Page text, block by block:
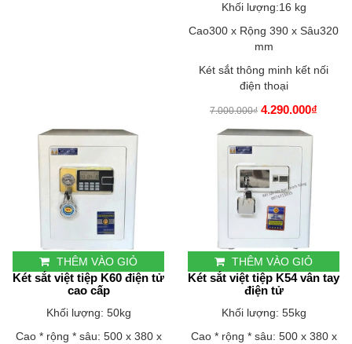
Khối lượng:16 kg
Cao300 x Rộng 390 x Sâu320
mm
Két sắt thông minh kết nối
điện thoại
7.000.000₫ 4.290.000₫
THÊM VÀO GIỎ
Két sắt việt tiệp K60 điện tử
cao cấp
Khối lượng: 50kg
Cao * rộng * sâu: 500 x 380 x
THÊM VÀO GIỎ
Két sắt việt tiệp K54 vân tay
điện tử
Khối lượng: 55kg
Cao * rộng * sâu: 500 x 380 x